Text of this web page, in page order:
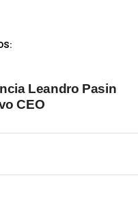
Leandro Pasin
CEO